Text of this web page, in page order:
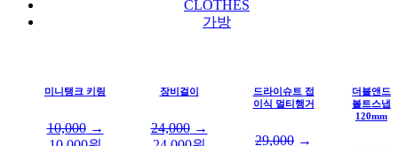
CLOTHES
가방
미니탱크 키링
10,000→
장비걸이
24,000→
드라이슈트 접
이식 멀티행거
29,000 →
더블앤드
볼트스냅
120mm